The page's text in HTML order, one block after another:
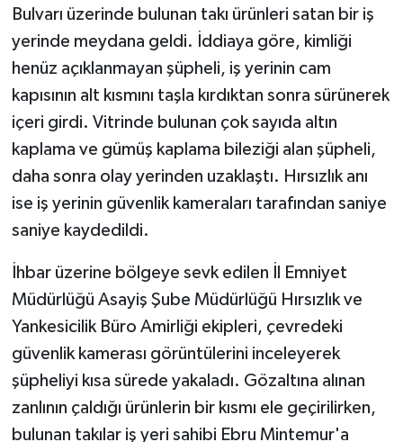
Bulvarı üzerinde bulunan takı ürünleri satan bir iş
yerinde meydana geldi. İddiaya göre, kimliği
henüz açıklanmayan şüpheli, iş yerinin cam
kapısının alt kısmını taşla kırdıktan sonra sürünerek
içeri girdi. Vitrinde bulunan çok sayıda altın
kaplama ve gümüş kaplama bileziği alan şüpheli,
daha sonra olay yerinden uzaklaştı. Hırsızlık anı
ise iş yerinin güvenlik kameraları tarafından saniye
saniye kaydedildi.
İhbar üzerine bölgeye sevk edilen İl Emniyet
Müdürlüğü Asayiş Şube Müdürlüğü Hırsızlık ve
Yankesicilik Büro Amirliği ekipleri, çevredeki
güvenlik kamerası görüntülerini inceleyerek
şüpheliyi kısa sürede yakaladı. Gözaltına alınan
zanlının çaldığı ürünlerin bir kısmı ele geçirilirken,
bulunan takılar iş yeri sahibi Ebru Mintemur'a